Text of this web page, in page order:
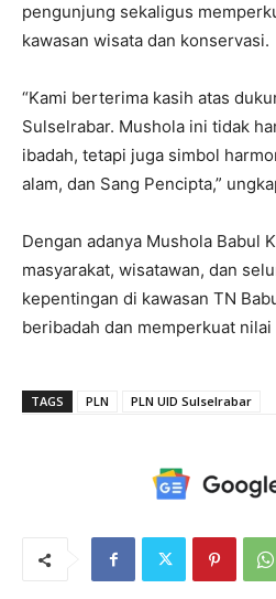
pengunjung sekaligus
kawasan wisata dan konservasi.
“Kami berterima kasih atas
Sulselrabar. Mushola ini tidak
ibadah, tetapi juga simbol
alam, dan Sang Pencipta,”
Dengan adanya Mushola Babul
masyarakat, wisatawan, dan
kepentingan di kawasan TN
beribadah dan memperkuat
TAGS PLN PLN UID Sulselrabar